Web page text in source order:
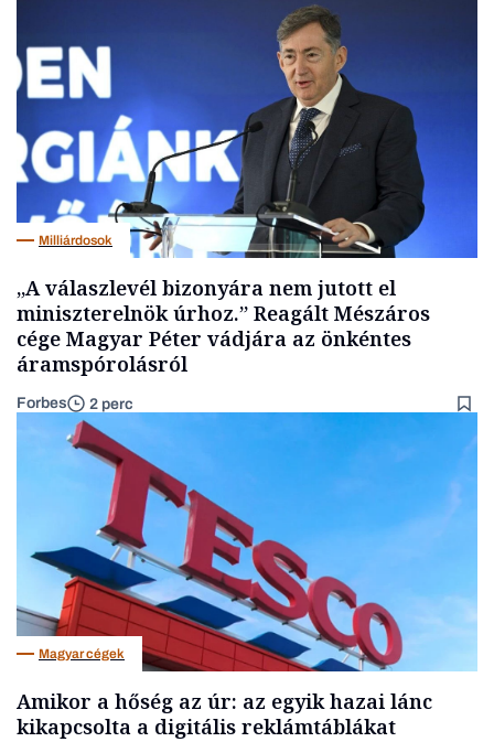
Milliárdosok
„A válaszlevél bizonyára nem jutott el
miniszterelnök úrhoz.” Reagált Mészáros
cége Magyar Péter vádjára az önkéntes
áramspórolásról
Forbes 2 perc
Magyar cégek
Amikor a hőség az úr: az egyik hazai lánc
kikapcsolta a digitális reklámtáblákat